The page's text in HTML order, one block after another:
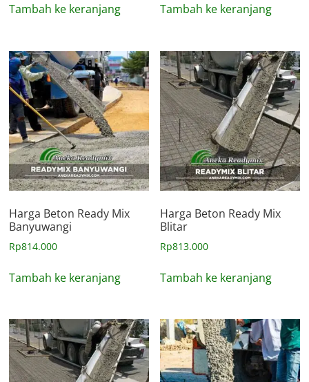
Tambah ke keranjang Tambah ke keranjang
Harga Beton Ready Mix
Banyuwangi
Rp814.000
Tambah ke keranjang
Harga Beton Ready Mix
Blitar
Rp813.000
Tambah ke keranjang